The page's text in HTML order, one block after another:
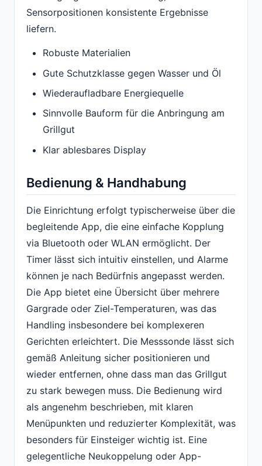
Sensorpositionen konsistente Ergebnisse
liefern.
Robuste Materialien
Gute Schutzklasse gegen Wasser und Öl
Wiederaufladbare Energiequelle
Sinnvolle Bauform für die Anbringung am
Grillgut
Klar ablesbares Display
Bedienung & Handhabung
Die Einrichtung erfolgt typischerweise über die
begleitende App, die eine einfache Kopplung
via Bluetooth oder WLAN ermöglicht. Der
Timer lässt sich intuitiv einstellen, und Alarme
können je nach Bedürfnis angepasst werden.
Die App bietet eine Übersicht über mehrere
Gargrade oder Ziel-Temperaturen, was das
Handling insbesondere bei komplexeren
Gerichten erleichtert. Die Messsonde lässt sich
gemäß Anleitung sicher positionieren und
wieder entfernen, ohne dass man das Grillgut
zu stark bewegen muss. Die Bedienung wird
als angenehm beschrieben, mit klaren
Menüpunkten und reduzierter Komplexität, was
besonders für Einsteiger wichtig ist. Eine
gelegentliche Neukoppelung oder App-